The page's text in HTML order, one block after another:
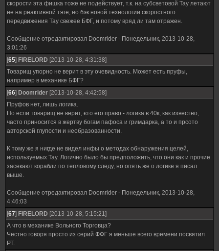
скорости эта фишка тоже не подействует, т.к. на субсветовой Тау летают
не на реактивной тяге, но бэк новой технологии скоростного
передвижения Тау свежее БФГ, и потому вряд ли там отражен.
Сообщение отредактировал Doomrider - Понедельник, 2013-10-28,
3:01:26
[65] FIRELORD [2013-10-28, 4:31:38]
Товарищ упорно не верит в эту очевидность. Может есть пруфы,
например в механике БФГ?
[66] Doomrider [2013-10-28, 4:42:58]
Пруфов нет, лишь логика.
Но если товарищ не верит, єто его право - логика в 40к, как известно,
часто приносится в жертву богам пафоса и гримдарка, а то и прсото
авторской глупости и необразованности.
К тому же я нигде не видел инфы о методах обнаружения целей,
используемых Тау. Логично было бы предположить, что они как и прочие
засекают корабли по тепловому следу, но опять же о логике я писал
выше.
Сообщение отредактировал Doomrider - Понедельник, 2013-10-28,
4:46:03
[67] FIRELORD [2013-10-28, 5:15:21]
А что в механике Вольного Торговца?
Честно говоря просто из серий ФФГ я меньше всего времени посвятил
РТ.